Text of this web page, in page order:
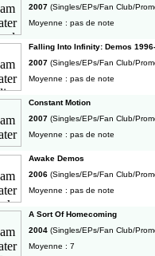
2007 (Singles/EPs/Fan Club/
Moyenne : pas de note
Falling Into Infinity: Demos
2007 (Singles/EPs/Fan Club/
Moyenne : pas de note
Constant Motion
2007 (Singles/EPs/Fan Club/
Moyenne : pas de note
Awake Demos
2006 (Singles/EPs/Fan Club/
Moyenne : pas de note
A Sort Of Homecoming
2004 (Singles/EPs/Fan Club/
Moyenne : 7